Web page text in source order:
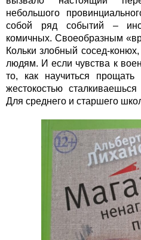
небольшого
собой ряд событий –
комичных. Своеобразным
Кольки злобный сосед-
людям. И если чувства к
то, как научиться
жестокостью
Для среднего и старшего